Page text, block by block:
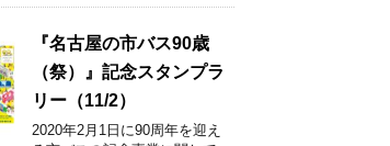
『名古屋の市バス90歳
（祭）』記念スタンプラ
リー（11/2）
2020年2月1日に90周年を迎え